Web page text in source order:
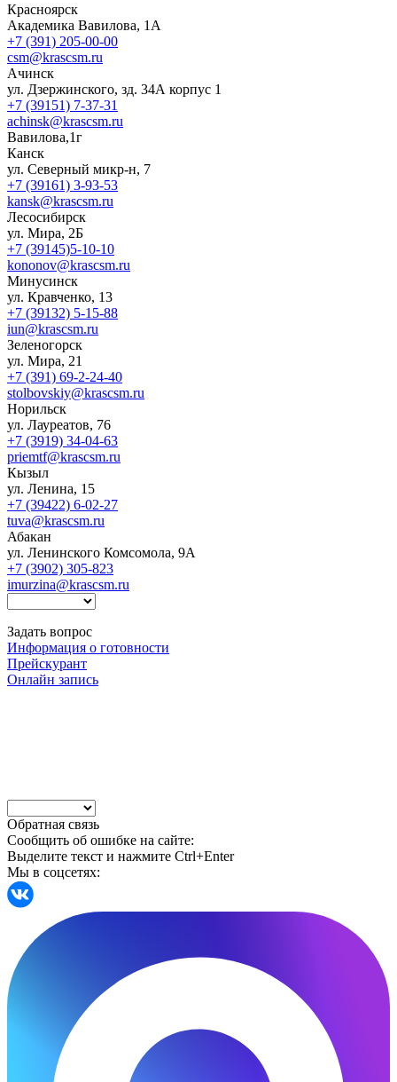
Красноярск
Академика Вавилова, 1А
+7 (391) 205-00-00
csm@krascsm.ru
Ачинск
ул. Дзержинского, зд. 34А корпус 1
+7 (39151) 7-37-31
achinsk@krascsm.ru
Вавилова,1г
Канск
ул. Северный микр-н, 7
+7 (39161) 3-93-53
kansk@krascsm.ru
Лесосибирск
ул. Мира, 2Б
+7 (39145)5-10-10
kononov@krascsm.ru
Минусинск
ул. Кравченко, 13
+7 (39132) 5-15-88
iun@krascsm.ru
Зеленогорск
ул. Мира, 21
+7 (391) 69-2-24-40
stolbovskiy@krascsm.ru
Норильск
ул. Лауреатов, 76
+7 (3919) 34-04-63
priemtf@krascsm.ru
Кызыл
ул. Ленина, 15
+7 (39422) 6-02-27
tuva@krascsm.ru
Абакан
ул. Ленинского Комсомола, 9А
+7 (3902) 305-823
imurzina@krascsm.ru
Задать вопрос
Информация о готовности
Прейскурант
Онлайн запись
Обратная связь
Сообщить об ошибке на сайте:
Выделите текст и нажмите Ctrl+Enter
Мы в соцсетях: